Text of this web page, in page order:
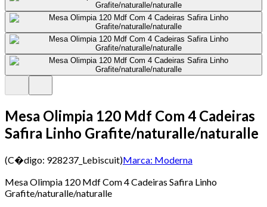
Mesa Olimpia 120 Mdf Com 4 Cadeiras
Safira Linho Grafite/naturalle/naturalle
(C�digo: 928237_Lebiscuit)Marca: Moderna
Mesa Olimpia 120 Mdf Com 4 Cadeiras Safira Linho
Grafite/naturalle/naturalle